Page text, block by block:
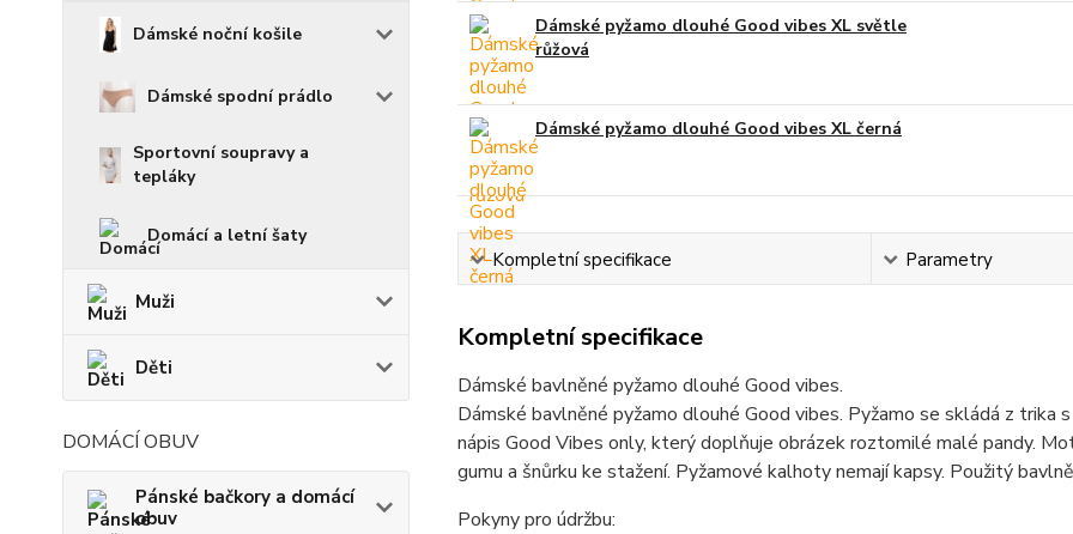
Dámské noční košile
Dámské spodní prádlo
Sportovní soupravy a
tepláky
Domácí a letní šaty
Muži
Děti
DOMÁCÍ OBUV
Pánské bačkory a domácí
obuv
Dámské pyžamo dlouhé Good vibes XL světle
růžová
Dámské pyžamo dlouhé Good vibes XL černá
Kompletní specifikace Parametry
Kompletní specifikace
Dámské bavlněné pyžamo dlouhé Good vibes.
Dámské bavlněné pyžamo dlouhé Good vibes. Pyžamo se skládá z
nápis Good Vibes only, který doplňuje obrázek roztomilé malé pandy.
gumu a šnůrku ke stažení. Pyžamové kalhoty nemají kapsy. Použitý
Pokyny pro údržbu: